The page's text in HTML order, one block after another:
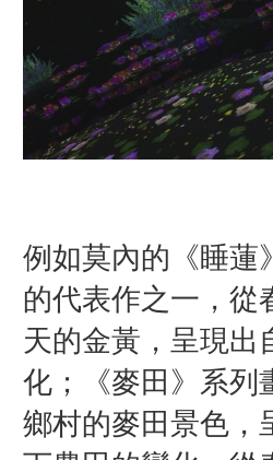
例如莫內的《睡蓮
的代表作之一，從
天的金黃，呈現出
化；《麥田》系列
鄉村的麥田景色，